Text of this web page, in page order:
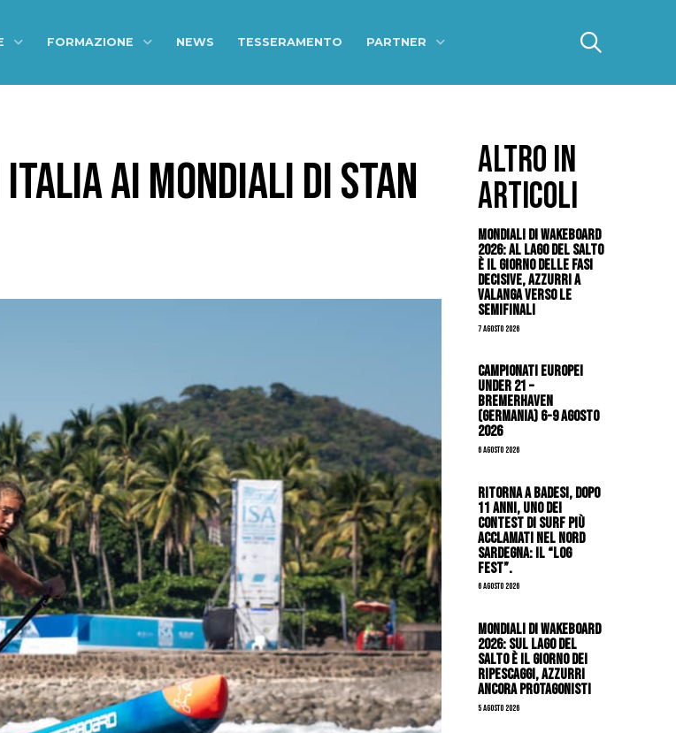
FORMAZIONE NEWS TESSERAMENTO PARTNER
AI MONDIALI DI STAN
ALTRO IN
ARTICOLI
Mondiali di Wakeboard
2026: al Lago del Salto
è il giorno delle fasi
decisive, azzurri a
valanga verso le
semifinali
7 Agosto 2026
Campionati Europei
Under 21 –
Bremerhaven
(Germania) 6-9 agosto
2026
6 Agosto 2026
Ritorna a Badesi, dopo
11 anni, uno dei
contest di surf più
acclamati nel nord
Sardegna: il “Log
Fest”.
6 Agosto 2026
Mondiali di Wakeboard
2026: sul Lago del
Salto è il giorno dei
ripescaggi, azzurri
ancora protagonisti
5 Agosto 2026